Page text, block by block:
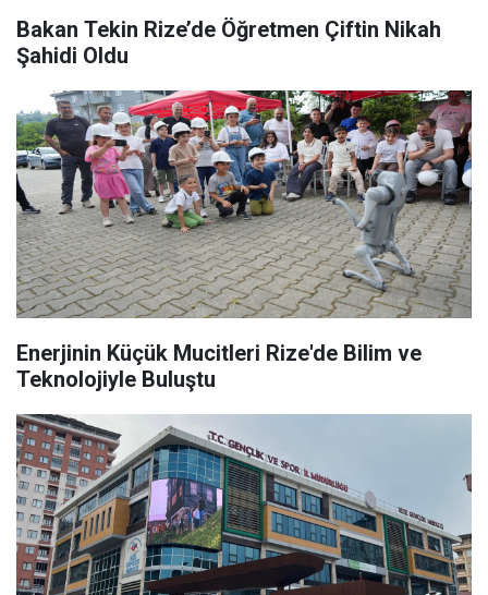
Bakan Tekin Rize’de Öğretmen Çiftin Nikah
Şahidi Oldu
Enerjinin Küçük Mucitleri Rize'de Bilim ve
Teknolojiyle Buluştu